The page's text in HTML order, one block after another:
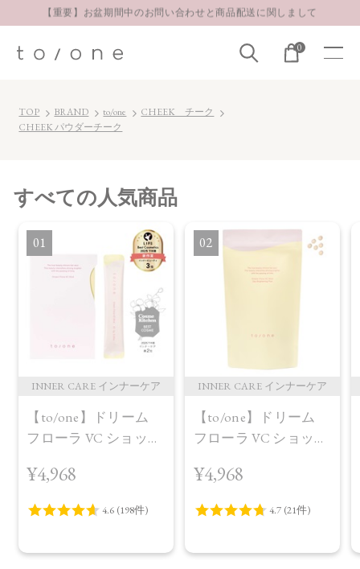
【重要】お盆期間中のお問い合わせと商品配送に関しまして
LINE お友達登録 500円OFFクーポンプレゼント
0
TOP BRAND to/one
CHEEK チーク
CHEEK パウダーチーク
すべての人気商品
1
INNER CARE インナーケア
【to/one】ドリーム
フローラ VC ショット
¥4,968
2
INNER CARE インナーケア
【to/one】ドリーム
フローラ VC ショット
プラス＜限定品＞
¥4,968